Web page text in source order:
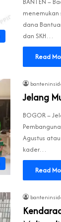
BANTEN –
dana
dan SKH…
Read
Jelang
BOGOR –
Agustus
kader…
Read